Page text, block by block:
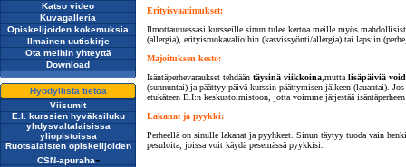
Katso video
Kuvagalleria
Opiskelijoiden kokemuksia
Ilmainen uutiskirje
Ota meihin yhteyttä
Download
Hyödyllistä tietoa
Viisumit
E.I. kurssien hyväksiluku
yhdysvaltalaisissa
yliopistoissa
Ruotsalaisten opiskelijoiden
CSN-apuraha-
Erityisvaatimukset:
Ilmottautuessasi kursseille sinun tulee kertoa meille myös
(allergia), erityisruokavalioihin (kasvissyönti/allergia) tai lapsiin
Majoituksen kesto:
Isäntäperhevaraukset tehdään täysinä viikkoina ,mutta lisäpäiviä
(sunnuntai) ja päättyy päivä kurssin päättymisen jälkeen (lauantai).
etukäteen E.I:n keskustoimistoon, jotta voimme järjestää
Lakanat ja pyykki:
Perheellä on sinulle lakanat ja pyyhkeet. Sinun täytyy tuoda vain
pesuloita, joissa voit käydä pesemässä pyykkisi.